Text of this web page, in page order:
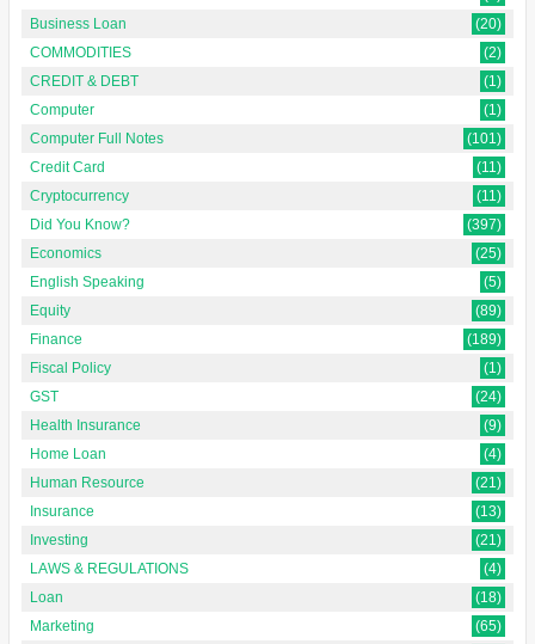
Business Loan
(20)
COMMODITIES
(2)
CREDIT & DEBT
(1)
Computer
(1)
Computer Full Notes
(101)
Credit Card
(11)
Cryptocurrency
(11)
Did You Know?
(397)
Economics
(25)
English Speaking
(5)
Equity
(89)
Finance
(189)
Fiscal Policy
(1)
GST
(24)
Health Insurance
(9)
Home Loan
(4)
Human Resource
(21)
Insurance
(13)
Investing
(21)
LAWS & REGULATIONS
(4)
Loan
(18)
Marketing
(65)